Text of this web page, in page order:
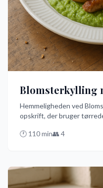
Blomsterkylling
Hemmeligheden ved
opskrift, der bruger
tilberedes i ovnen og
som ingen anden.
🕐 110min👥 4